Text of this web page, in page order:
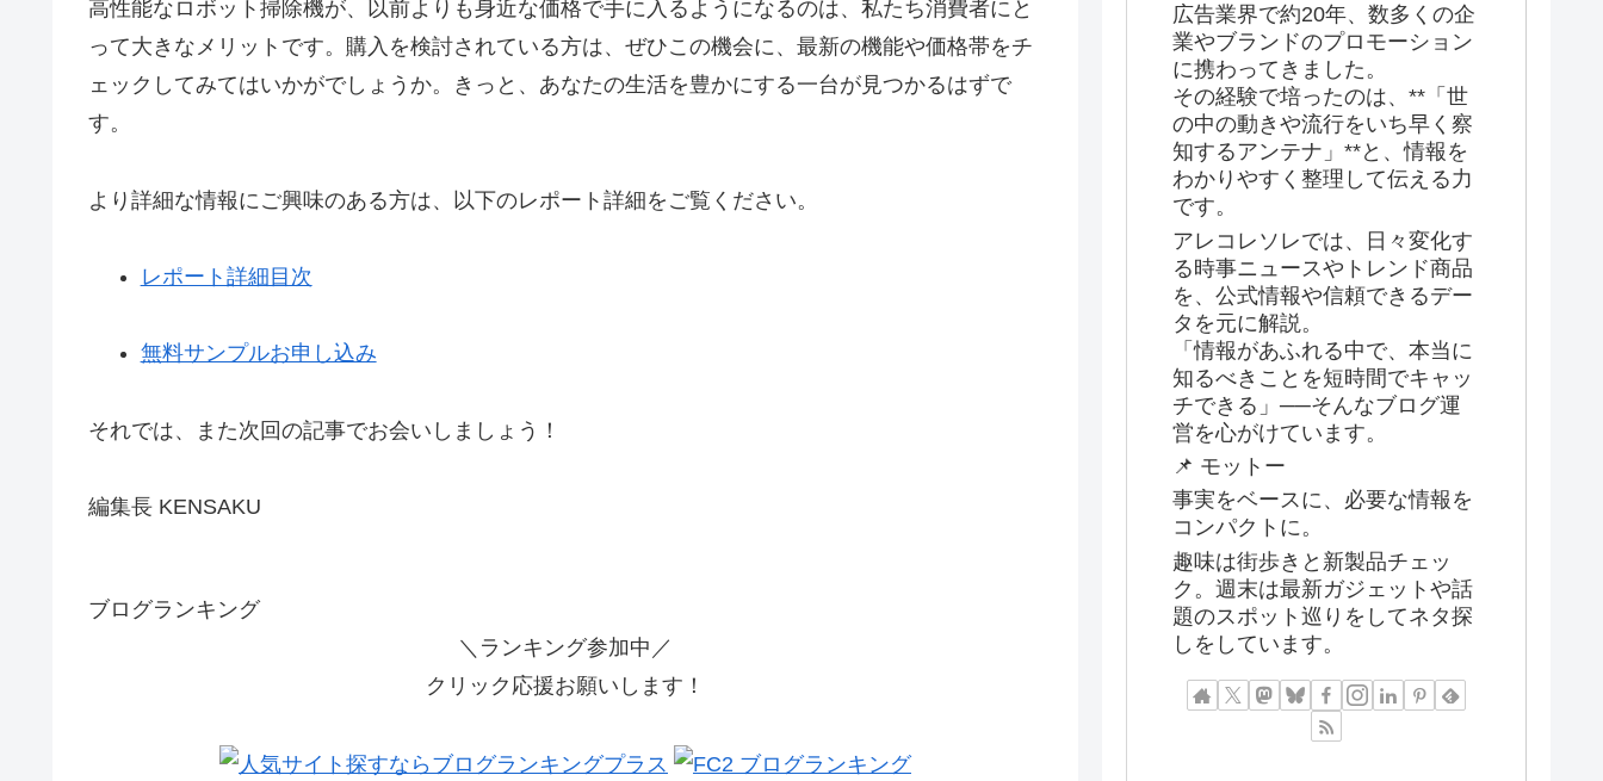
高性能なロボット掃除機が、以前よりも身近な価格で手に入るようになるのは、私たち消費者にと
って大きなメリットです。購入を検討されている方は、ぜひこの機会に、最新の機能や価格帯をチ
ェックしてみてはいかがでしょうか。きっと、あなたの生活を豊かにする一台が見つかるはずで
す。
より詳細な情報にご興味のある方は、以下のレポート詳細をご覧ください。
レポート詳細目次
無料サンプルお申し込み
それでは、また次回の記事でお会いしましょう！
編集長 KENSAKU
ブログランキング
＼ランキング参加中／
クリック応援お願いします！
広告業界で約20年、数多くの企
業やブランドのプロモーション
に携わってきました。
その経験で培ったのは、**「世
の中の動きや流行をいち早く察
知するアンテナ」**と、情報を
わかりやすく整理して伝える力
です。
アレコレソレでは、日々変化す
る時事ニュースやトレンド商品
を、公式情報や信頼できるデー
タを元に解説。
「情報があふれる中で、本当に
知るべきことを短時間でキャッ
チできる」──そんなブログ運
営を心がけています。
📌 モットー
事実をベースに、必要な情報を
コンパクトに。
趣味は街歩きと新製品チェッ
ク。週末は最新ガジェットや話
題のスポット巡りをしてネタ探
しをしています。